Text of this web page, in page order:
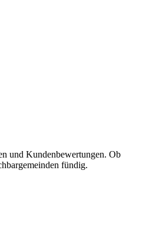
und Kundenbewertungen. Ob
fündig.